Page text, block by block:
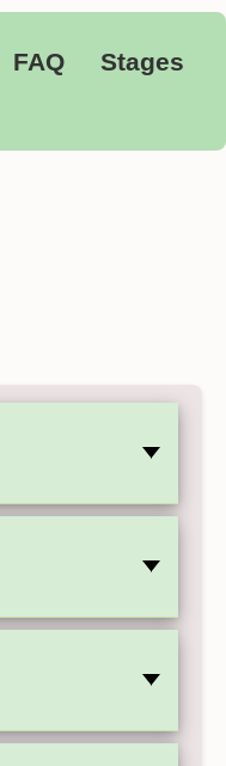
FAQ Stages